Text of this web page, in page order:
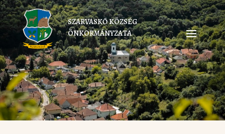
SZARVASKŐ KÖZSÉG
ÖNKORMÁNYZATA